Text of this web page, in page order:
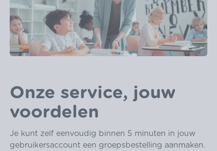
Onze service, jouw
voordelen
Je kunt zelf eenvoudig binnen 5 minuten in jouw
gebruikersaccount een groepsbestelling aanmaken.